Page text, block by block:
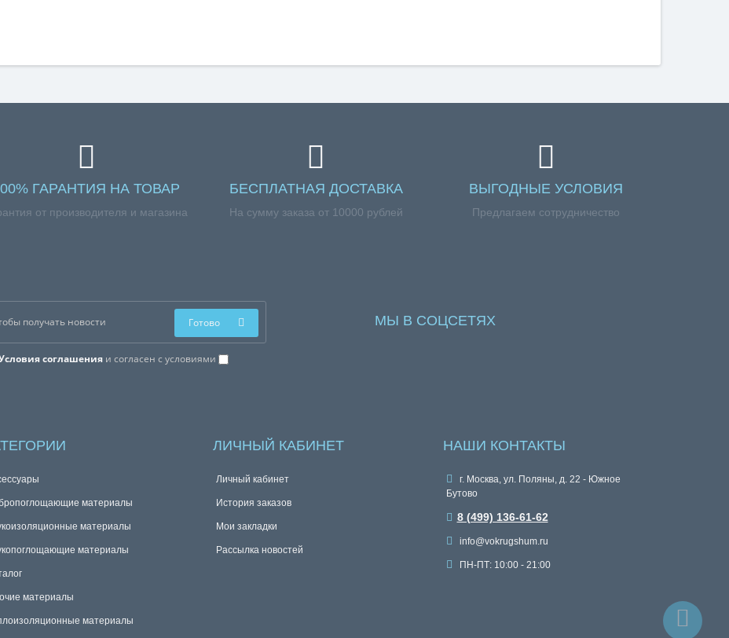
ГАРАНТИЯ НА ТОВАР
от производителя и магазина
БЕСПЛАТНАЯ ДОСТАВКА
На сумму заказа от 10000 рублей
ВЫГОДНЫЕ УСЛОВИЯ
Предлагаем сотрудничество
соглашения и согласен с условиями
Готово МЫ В СОЦСЕТЯХ
материалы
материалы
материалы
материалы
материалы
ЛИЧНЫЙ КАБИНЕТ
Личный кабинет
История заказов
Мои закладки
Рассылка новостей
НАШИ КОНТАКТЫ
г. Москва, ул. Поляны, д. 22 - Южное
Бутово
8 (499) 136-61-62
info@vokrugshum.ru
ПН-ПТ: 10:00 - 21:00